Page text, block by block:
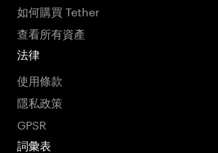
如何購買 Tether
查看所有資產
法律
使用條款
隱私政策
GPSR
詞彙表